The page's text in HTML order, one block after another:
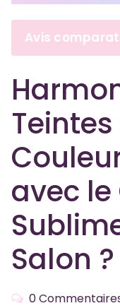
Avis
avec le
Salon ?
0